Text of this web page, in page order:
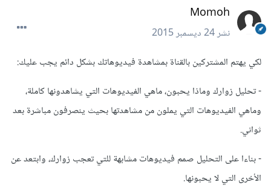
Momoh
نشر24 ديسمبر 2015
لكي يهتم المشتركين بالقناة بمشاهدة فيديوهاتك بشكل دائم يجب عليك:
- تحليل زوارك وماذا يحبون، ماهي الفيديوهات التي يشاهدونها كاملة،
وماهي الفيديوهات التي يملون من مشاهدتها بحيث ينصرفون مباشرة بعد
ثواني.
- بناءا على التحليل صمم فيديوهات مشابهة للتي تعجب زوارك، وابتعد عن
الأخرى التي لا يحبونها.